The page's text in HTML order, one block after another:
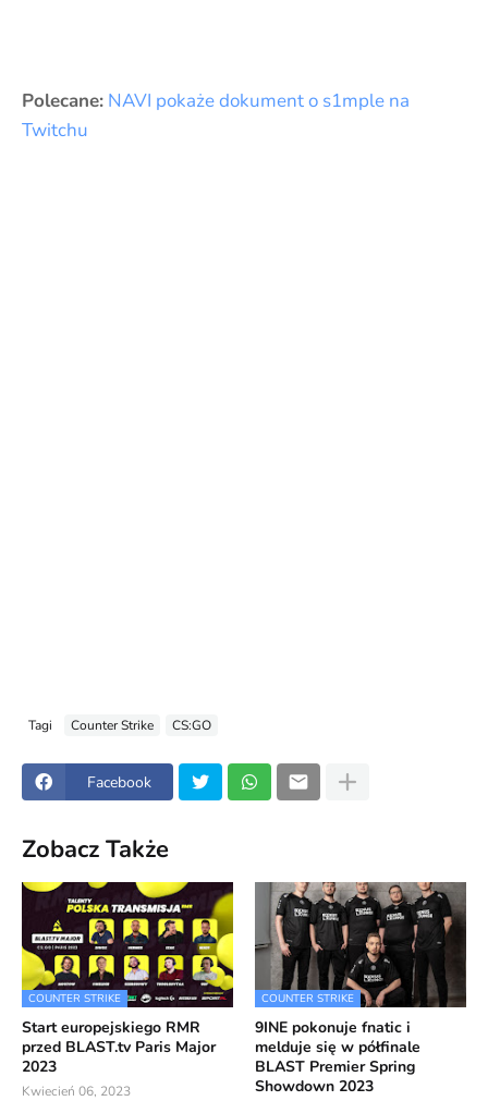
Polecane: NAVI pokaże dokument o s1mple na
Twitchu
Tagi Counter Strike CS:GO
Facebook
Zobacz Także
COUNTER STRIKE
Start europejskiego RMR
przed BLAST.tv Paris Major
2023
Kwiecień 06, 2023
COUNTER STRIKE
9INE pokonuje fnatic i
melduje się w półfinale
BLAST Premier Spring
Showdown 2023